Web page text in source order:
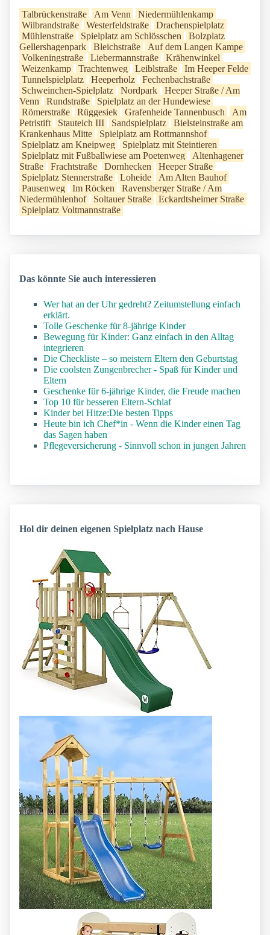
Talbrückenstraße Am Venn
Niedermühlenkamp
Wilbrandstraße
Westerfeldstraße
Drachenspielplatz
Mühlenstraße
Spielplatz am Schlösschen
Bolzplatz
Gellershagenpark
Bleichstraße
Auf dem Langen Kampe
Volkeningstraße
Liebermannstraße
Krähenwinkel
Weizenkamp
Trachtenweg Leiblstraße
Im Heeper Felde
Tunnelspielplatz
Heeperholz
Fechenbachstraße
Schweinchen-Spielplatz
Nordpark
Heeper Straße / Am
Venn
Rundstraße
Spielplatz an der Hundewiese
Römerstraße
Rüggesiek Grafenheide Tannenbusch
Am
Petristift
Stauteich III Sandspielplatz
Bielsteinstraße am
Krankenhaus Mitte
Spielplatz am Rottmannshof
Spielplatz am Kneipweg
Spielplatz mit Steintieren
Spielplatz mit Fußballwiese am Poetenweg
Altenhagener
Straße
Frachtstraße Dornhecken
Heeper Straße
Spielplatz Stennerstraße
Loheide
Am Alten Bauhof
Pausenweg
Im Röcken
Ravensberger Straße / Am
Niedermühlenhof
Soltauer Straße
Eckardtsheimer Straße
Spielplatz Voltmannstraße
Das könnte Sie auch interessieren
Wer hat an der Uhr gedreht? Zeitumstellung einfach
erklärt.
Tolle Geschenke für 8-jährige Kinder
Bewegung für Kinder: Ganz einfach in den Alltag
integrieren
Die Checkliste – so meistern Eltern den Geburtstag
Die coolsten Zungenbrecher - Spaß für Kinder und
Eltern
Geschenke für 6-jährige Kinder, die Freude machen
Top 10 für besseren Eltern-Schlaf
Kinder bei Hitze:Die besten Tipps
Heute bin ich Chef*in - Wenn die Kinder einen Tag
das Sagen haben
Pflegeversicherung - Sinnvoll schon in jungen Jahren
Hol dir deinen eigenen Spielplatz nach Hause